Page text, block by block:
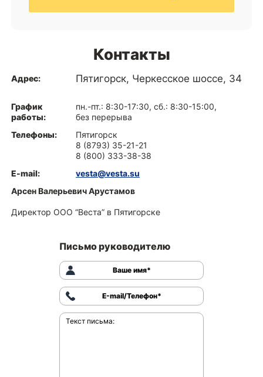
Контакты
Адрес: Пятигорск, Черкесское шоссе, 34
График
работы:
пн.-пт.: 8:30-17:30, сб.: 8:30-15:00,
без перерыва
Телефоны:
Пятигорск
8 (8793) 35-21-21
8 (800) 333-38-38
E-mail:
vesta@vesta.su
Арсен Валерьевич Арустамов
Директор ООО “Веста” в Пятигорске
Письмо руководителю